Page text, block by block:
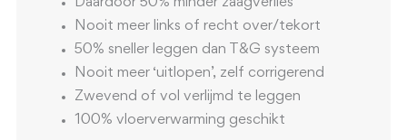
Daardoor 50% minder zaagverlies
Nooit meer links of recht over/tekort
50% sneller leggen dan T&G systeem
Nooit meer ‘uitlopen’, zelf corrigerend
Zwevend of vol verlijmd te leggen
100% vloerverwarming geschikt